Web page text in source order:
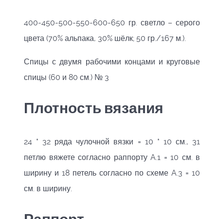
400-450-500-550-600-650 гр. светло – серого
цвета (70% альпака, 30% шёлк; 50 гр./167 м.).
Спицы с двумя рабочими концами и круговые
спицы (60 и 80 см.) № 3
Плотность вязания
24 * 32 ряда чулочной вязки = 10 * 10 см., 31
петлю вяжете согласно раппорту A.1 = 10 см. в
ширину и 18 петель согласно по схеме A.3 = 10
см. в ширину.